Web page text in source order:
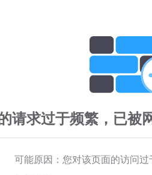
请求过于频繁，已被
可能原因：您对该页面的访问过